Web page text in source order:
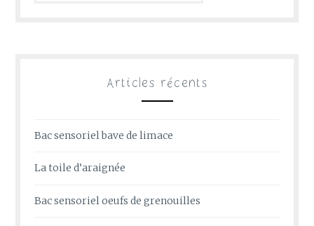
Articles récents
Bac sensoriel bave de limace
La toile d’araignée
Bac sensoriel oeufs de grenouilles